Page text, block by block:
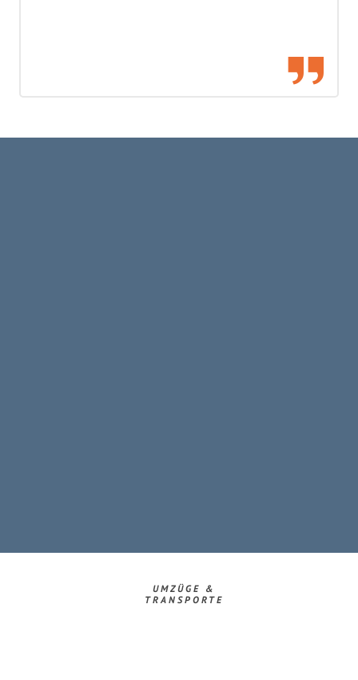
UMZÜGE &
TRANSPORTE